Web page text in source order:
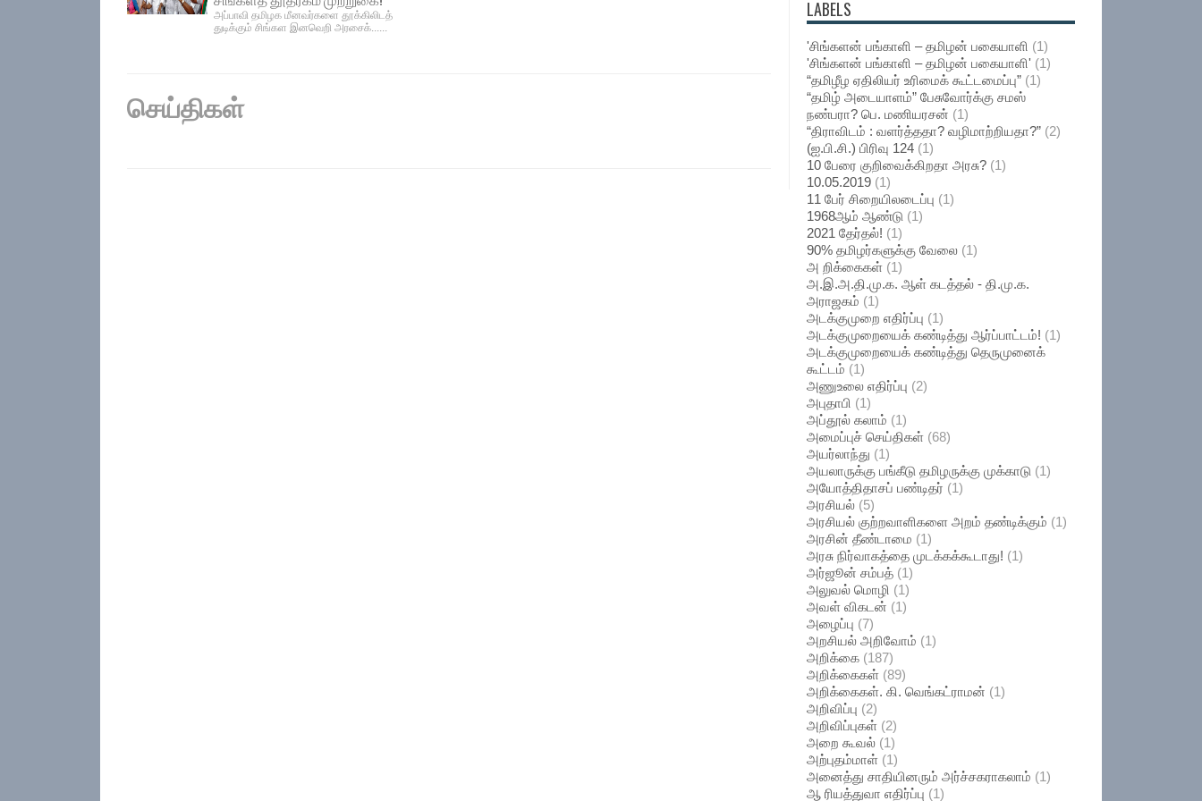
அப்பாவி தமிழக மீனவர்களை தூக்கிலிடத்
துடிக்கும் சிங்கள இனவெறி அரசைக்......
செய்திகள்
LABELS
'சிங்களன் பங்காளி – தமிழன் பகையாளி (1)
'சிங்களன் பங்காளி – தமிழன் பகையாளி' (1)
“தமிழீழ ஏதிலியர் உரிமைக் கூட்டமைப்பு” (1)
“தமிழ் அடையாளம்” பேசுவோர்க்கு சமஸ்
நண்பரா? பெ. மணியரசன் (1)
“திராவிடம் : வளர்த்ததா? வழிமாற்றியதா?” (2)
(ஐ.பி.சி.) பிரிவு 124 (1)
10 பேரை குறிவைக்கிறதா அரசு? (1)
10.05.2019 (1)
11 பேர் சிறையிலடைப்பு (1)
1968ஆம் ஆண்டு (1)
2021 தேர்தல்! (1)
90% தமிழர்களுக்கு வேலை (1)
அ றிக்கைகள் (1)
அ.இ.அ.தி.மு.க. ஆள் கடத்தல் - தி.மு.க.
அராஜகம் (1)
அடக்குமுறை எதிர்ப்பு (1)
அடக்குமுறையைக் கண்டித்து ஆர்ப்பாட்டம்! (1)
அடக்குமுறையைக் கண்டித்து தெருமுனைக்
கூட்டம் (1)
அணுஉலை எதிர்ப்பு (2)
அபுதாபி (1)
அப்தூல் கலாம் (1)
அமைப்புச் செய்திகள் (68)
அயர்லாந்து (1)
அயலாருக்கு பங்கீடு தமிழருக்கு முக்காடு (1)
அயோத்திதாசப் பண்டிதர் (1)
அரசியல் (5)
அரசியல் குற்றவாளிகளை அறம் தண்டிக்கும் (1)
அரசின் தீண்டாமை (1)
அரசு நிர்வாகத்தை முடக்கக்கூடாது! (1)
அர்ஜூன் சம்பத் (1)
அலுவல் மொழி (1)
அவள் விகடன் (1)
அழைப்பு (7)
அறசியல் அறிவோம் (1)
அறிக்கை (187)
அறிக்கைகள் (89)
அறிக்கைகள். கி. வெங்கட்ராமன் (1)
அறிவிப்பு (2)
அறிவிப்புகள் (2)
அறை கூவல் (1)
அற்புதம்மாள் (1)
அனைத்து சாதியினரும் அர்ச்சகராகலாம் (1)
ஆ ரியத்துவா எதிர்ப்பு (1)